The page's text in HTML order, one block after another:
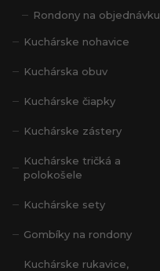
Rondony na objednávku
Kuchárske nohavice
Kuchárska obuv
Kuchárske čiapky
Kuchárske zástery
Kuchárske tričká a
polokošele
Kuchárske sety
Gombíky na rondony
Kuchárske rukavice,